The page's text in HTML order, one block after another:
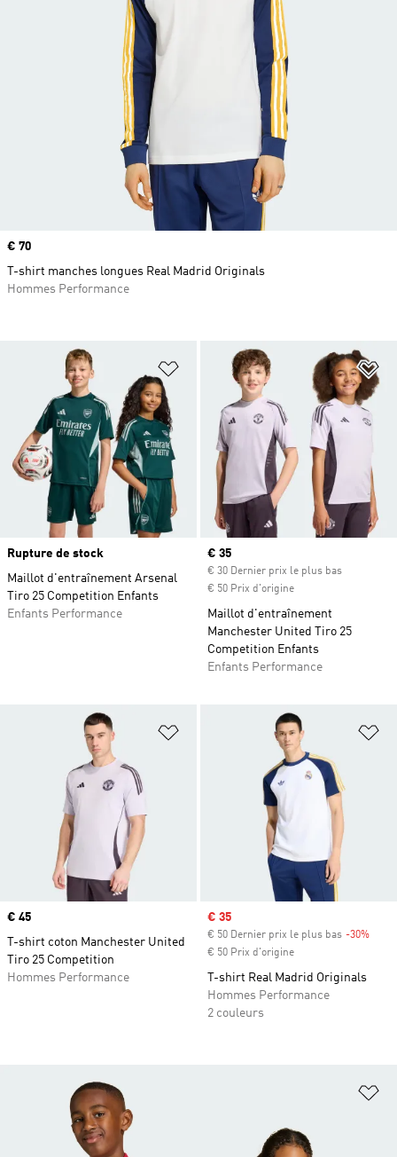
Ajouter à la Liste de produits
Rupture de stock
Maillot d'entraînement Arsenal
Tiro 25 Competition Enfants
Enfants Performance
Prix actuel
€ 35
€ 30 Dernier prix le plus bas
€ 50 Prix d'origine
Maillot d'entraînement
Manchester United Tiro 25
Competition Enfants
Enfants Performance
Ajouter à la Liste de produits
Prix
€ 45
T-shirt coton Manchester United
Tiro 25 Competition
Hommes Performance
Prix soldé
€ 35
€ 50 Dernier prix le plus bas -30%
€ 50 Prix d'origine
T-shirt Real Madrid Originals
Hommes Performance
2 couleurs
Prix
€ 70
T-shirt manches longues Real Madrid Originals
Hommes Performance